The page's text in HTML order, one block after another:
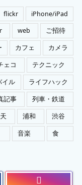
flickr
iPhone/iPad
web
ご招待
カフェ
カメラ
ェコ
テクニック
イル
ライフハック
記事
列車・鉄道
浦和
渋谷
音楽 食